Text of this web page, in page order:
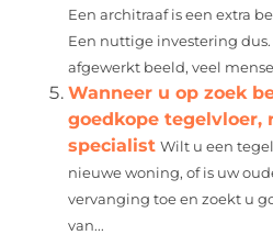
Een architraaf is een extra
Een nuttige investering
afgewerkt beeld, veel
Wanneer u op zoek
goedkope tegelvloer,
specialist Wilt u een
nieuwe woning, of is uw
vervanging toe en zoekt u
van...